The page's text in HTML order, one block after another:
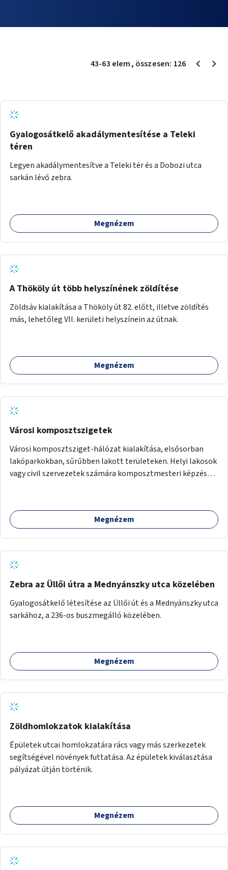
43-63 elem, összesen: 126
Gyalogosátkelő akadálymentesítése a Teleki
téren
Legyen akadálymentesítve a Teleki tér és a Dobozi utca
sarkán lévő zebra.
Megnézem
A Thököly út több helyszínének zöldítése
Zöldsáv kialakítása a Thököly út 82. előtt, illetve zöldítés
más, lehetőleg VII. kerületi helyszínein az útnak.
Megnézem
Városi komposztszigetek
Városi komposztsziget-hálózat kialakítása, elsősorban
lakóparkokban, sűrűbben lakott területeken. Helyi lakosok
vagy civil szervezetek számára komposztmesteri képzés
Megnézem
Zebra az Üllői útra a Mednyánszky utca közelében
Gyalogosátkelő létesítése az Üllői út és a Mednyánszky utca
sarkához, a 236-os buszmegálló közelében.
Megnézem
Zöldhomlokzatok kialakítása
Épületek utcai homlokzatára rács vagy más szerkezetek
segítségével növények futtatása. Az épületek kiválasztása
pályázat útján történik.
Megnézem